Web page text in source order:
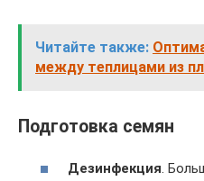
Читайте также:
между теплицами из
Подготовка семян
Дезинфекция.